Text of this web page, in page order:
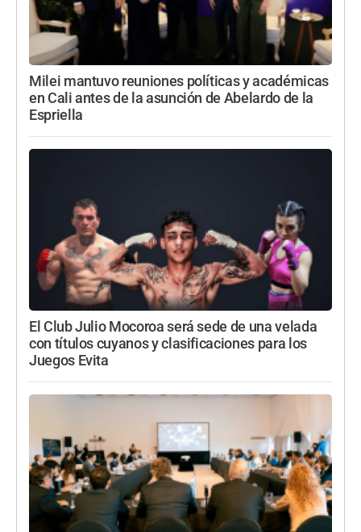
Milei mantuvo reuniones políticas y académicas
en Cali antes de la asunción de Abelardo de la
Espriella
El Club Julio Mocoroa será sede de una velada
con títulos cuyanos y clasificaciones para los
Juegos Evita